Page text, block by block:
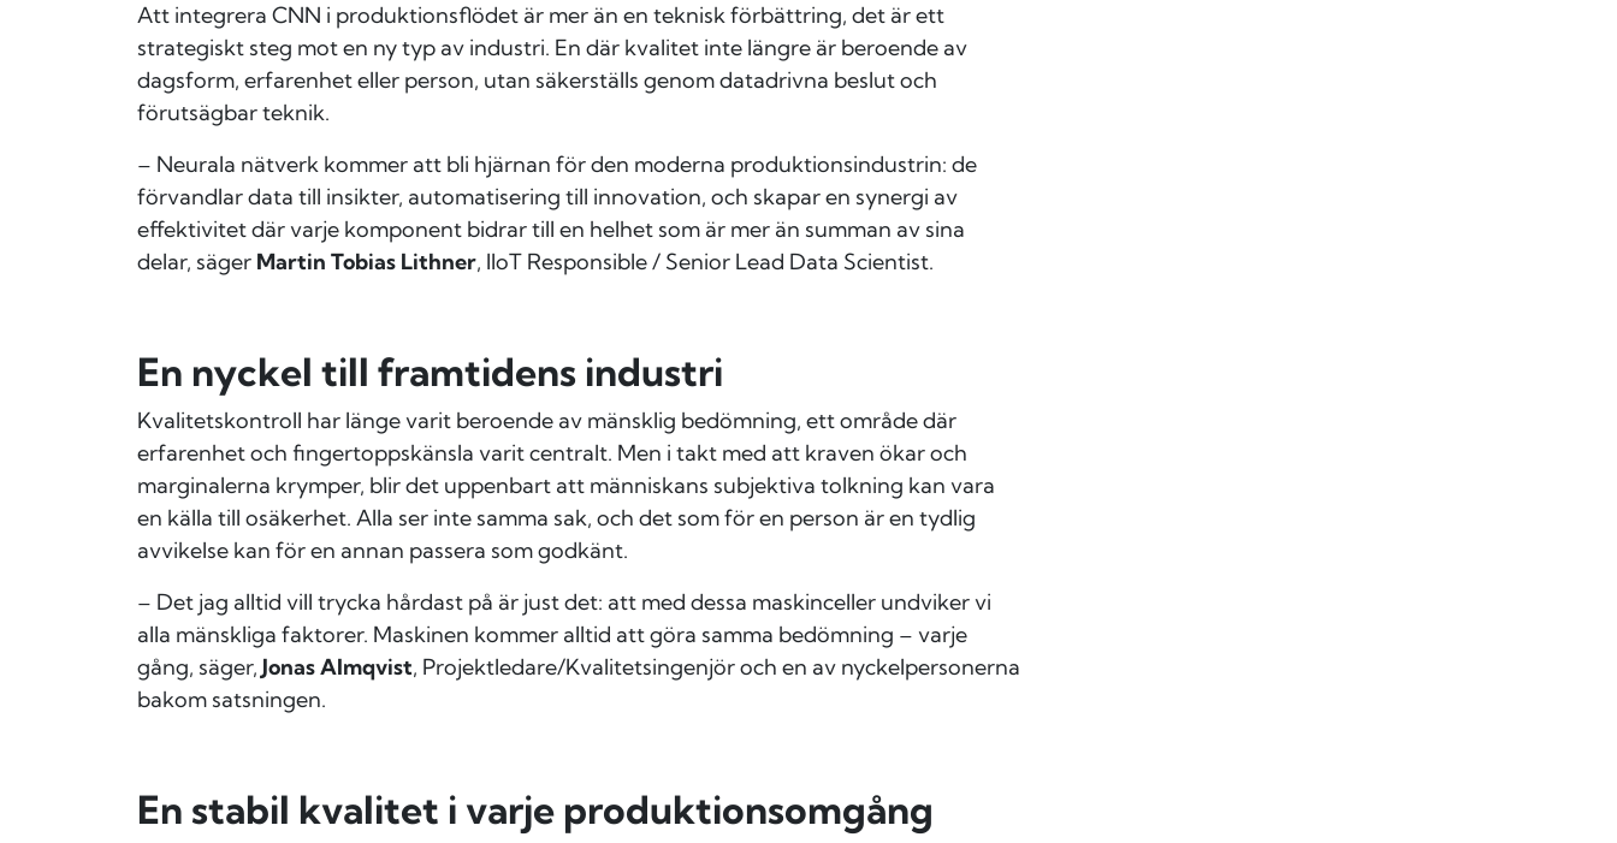
Att integrera CNN i produktionsflödet är mer än en teknisk förbättring, det är ett
strategiskt steg mot en ny typ av industri. En där kvalitet inte längre är beroende av
dagsform, erfarenhet eller person, utan säkerställs genom datadrivna beslut och
förutsägbar teknik.
– Neurala nätverk kommer att bli hjärnan för den moderna produktionsindustrin: de
förvandlar data till insikter, automatisering till innovation, och skapar en synergi av
effektivitet där varje komponent bidrar till en helhet som är mer än summan av sina
delar, säger Martin Tobias Lithner, IIoT Responsible / Senior Lead Data Scientist.
En nyckel till framtidens industri
Kvalitetskontroll har länge varit beroende av mänsklig bedömning, ett område där
erfarenhet och fingertoppskänsla varit centralt. Men i takt med att kraven ökar och
marginalerna krymper, blir det uppenbart att människans subjektiva tolkning kan vara
en källa till osäkerhet. Alla ser inte samma sak, och det som för en person är en tydlig
avvikelse kan för en annan passera som godkänt.
– Det jag alltid vill trycka hårdast på är just det: att med dessa maskinceller undviker vi
alla mänskliga faktorer. Maskinen kommer alltid att göra samma bedömning – varje
gång, säger, Jonas Almqvist, Projektledare/Kvalitetsingenjör och en av nyckelpersonerna
bakom satsningen.
En stabil kvalitet i varje produktionsomgång